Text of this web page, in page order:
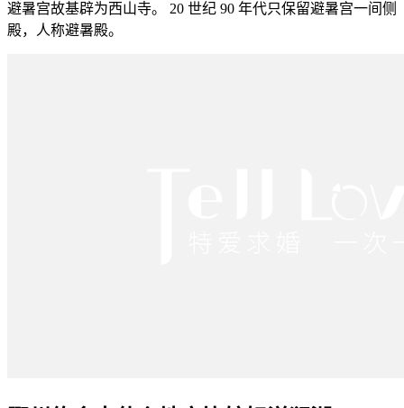
避暑宫故基辟为西山寺。 20 世纪 90 年代只保留避暑宫一间侧
殿，人称避暑殿。